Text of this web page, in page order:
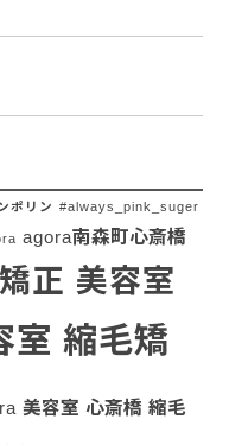
ポリン #always_pink_suger
agora南森町心斎橋
正 美容室
室 縮毛矯
美容室 心斎橋 縮毛